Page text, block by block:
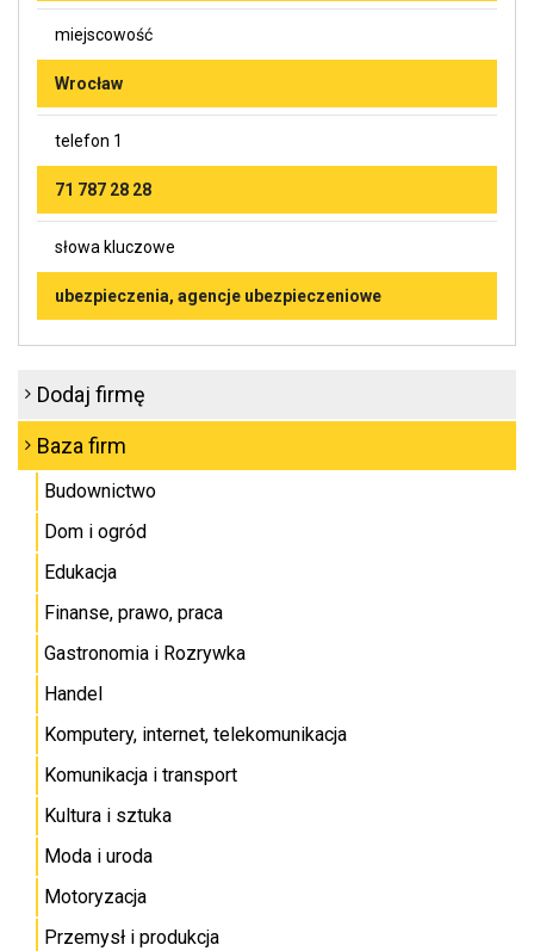
miejscowość
Wrocław
telefon 1
71 787 28 28
słowa kluczowe
ubezpieczenia, agencje ubezpieczeniowe
Dodaj firmę
Baza firm
Budownictwo
Dom i ogród
Edukacja
Finanse, prawo, praca
Gastronomia i Rozrywka
Handel
Komputery, internet, telekomunikacja
Komunikacja i transport
Kultura i sztuka
Moda i uroda
Motoryzacja
Przemysł i produkcja